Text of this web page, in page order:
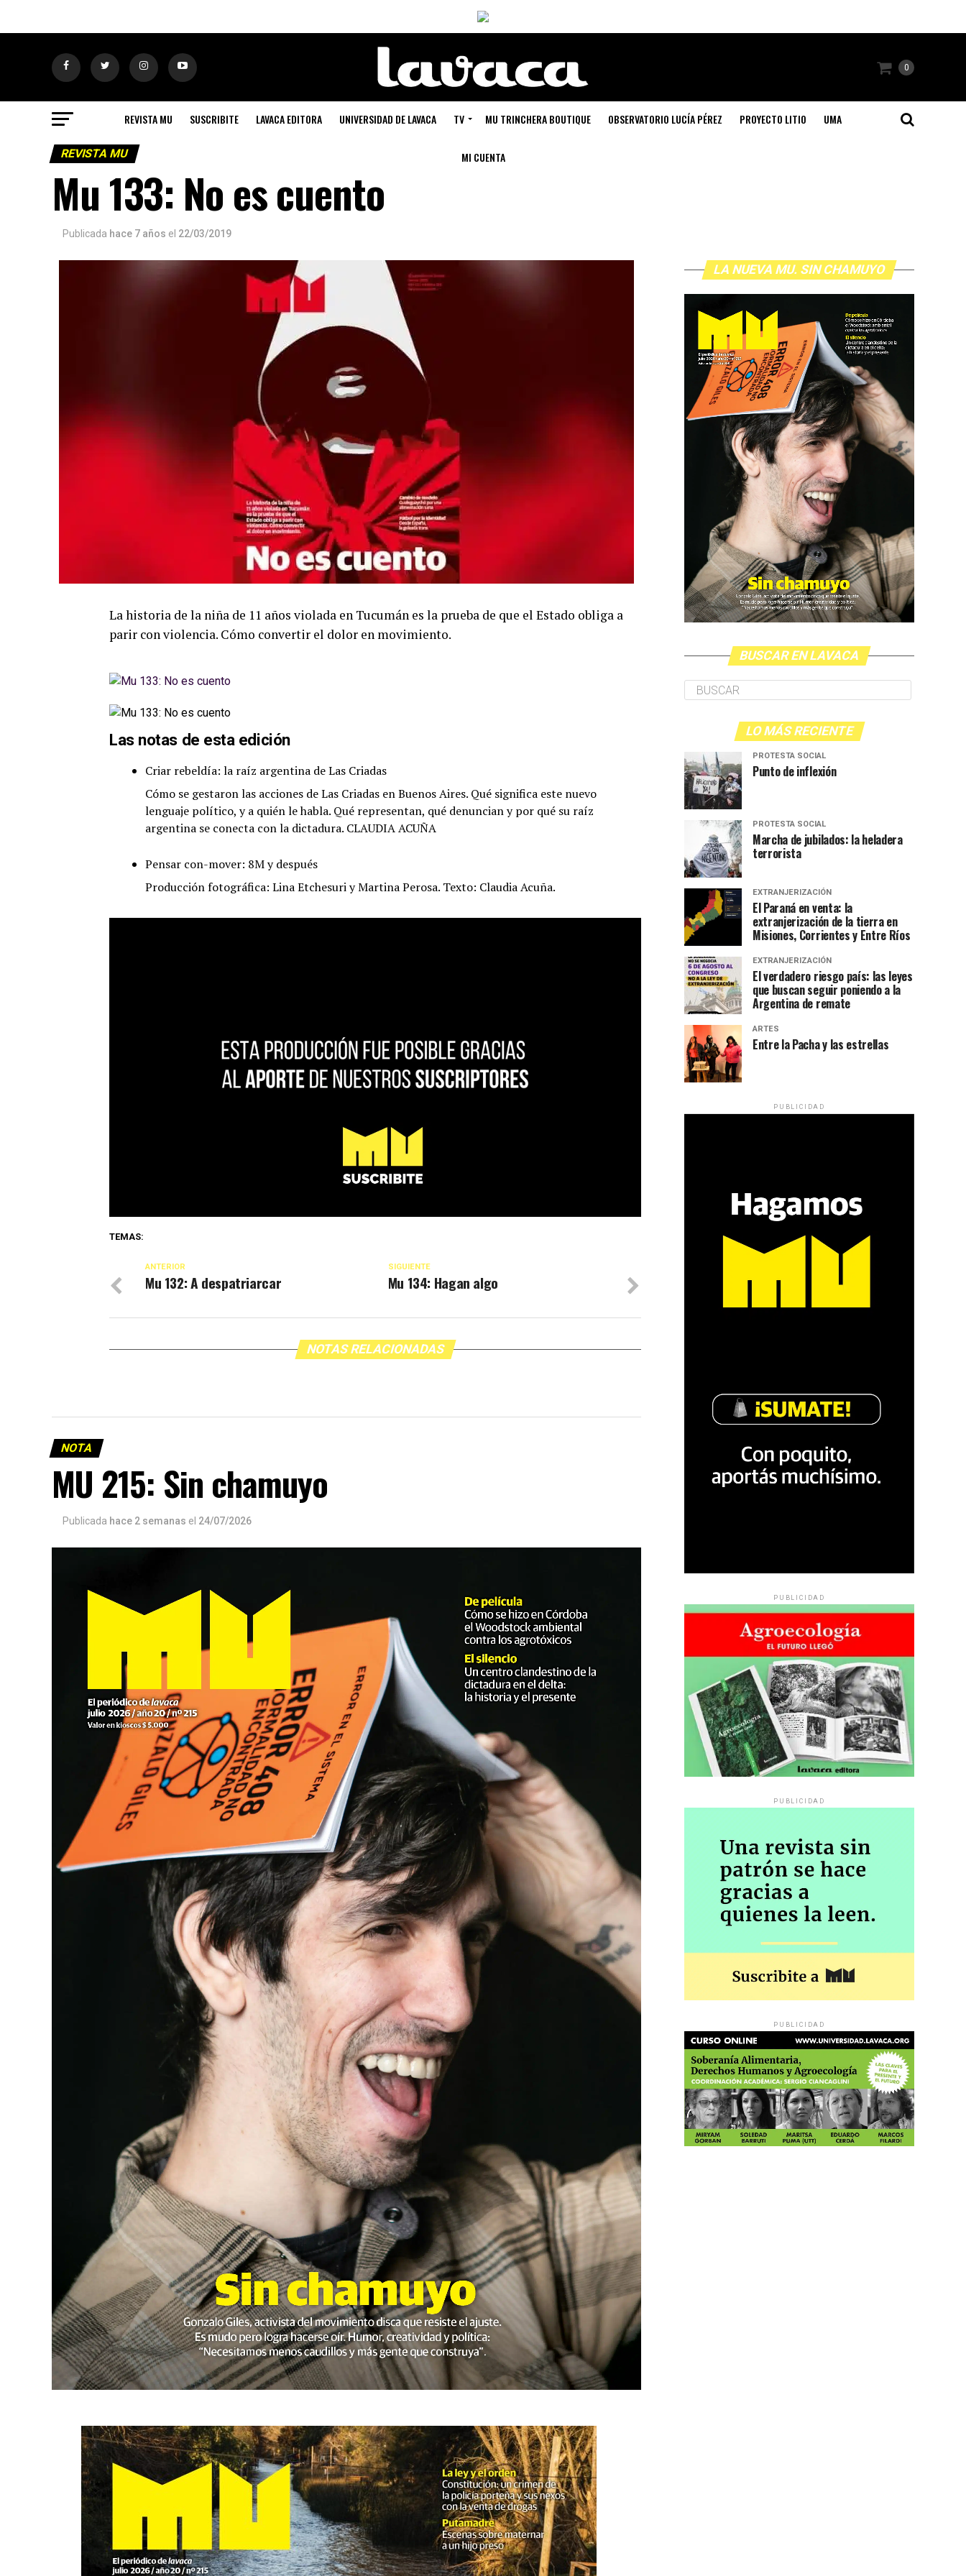
0
REVISTA MU SUSCRIBITE LAVACA EDITORA UNIVERSIDAD DE LAVACA TV MU TRINCHERA BOUTIQUE OBSERVATORIO LUCÍA PÉREZ PROYECTO LITIO UMA
MI CUENTA
REVISTA MU
Mu 133: No es cuento
Publicada hace 7 años el 22/03/2019
La historia de la niña de 11 años violada en Tucumán es la prueba de que el Estado obliga a
parir con violencia. Cómo convertir el dolor en movimiento.
Las notas de esta edición
Criar rebeldía: la raíz argentina de Las Criadas
Cómo se gestaron las acciones de Las Criadas en Buenos Aires. Qué significa este nuevo
lenguaje político, y a quién le habla. Qué representan, qué denuncian y por qué su raíz
argentina se conecta con la dictadura. CLAUDIA ACUÑA
Pensar con-mover: 8M y después
Producción fotográfica: Lina Etchesuri y Martina Perosa. Texto: Claudia Acuña.
TEMAS:
SIGUIENTE
Mu 134: Hagan algo
ANTERIOR
Mu 132: A despatriarcar
NOTAS RELACIONADAS
NOTA
MU 215: Sin chamuyo
Publicada hace 2 semanas el 24/07/2026
LA NUEVA MU. SIN CHAMUYO
BUSCAR EN LAVACA
LO MÁS RECIENTE
PROTESTA SOCIAL
Punto de inflexión
PROTESTA SOCIAL
Marcha de jubilados: la heladera
terrorista
EXTRANJERIZACIÓN
El Paraná en venta: la
extranjerización de la tierra en
Misiones, Corrientes y Entre Ríos
EXTRANJERIZACIÓN
El verdadero riesgo país: las leyes
que buscan seguir poniendo a la
Argentina de remate
ARTES
Entre la Pacha y las estrellas
PUBLICIDAD
PUBLICIDAD
PUBLICIDAD
PUBLICIDAD